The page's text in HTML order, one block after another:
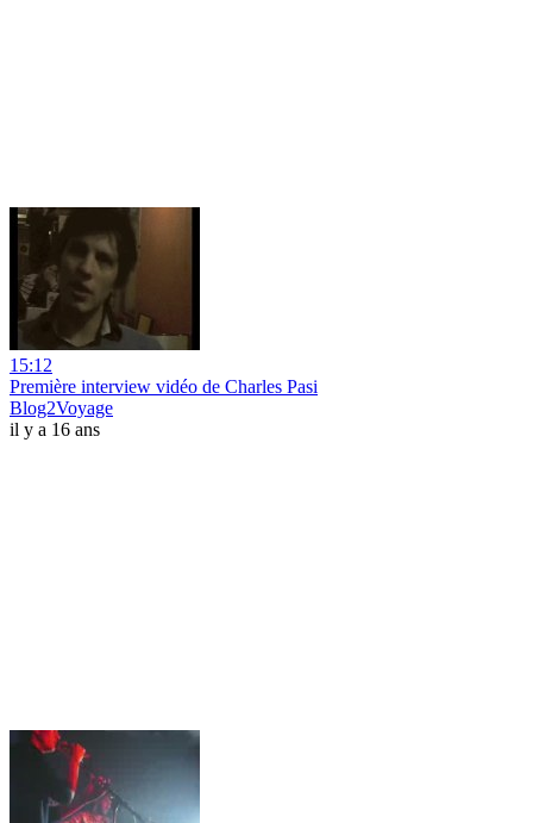
15:12
Première interview vidéo de Charles Pasi
Blog2Voyage
il y a 16 ans